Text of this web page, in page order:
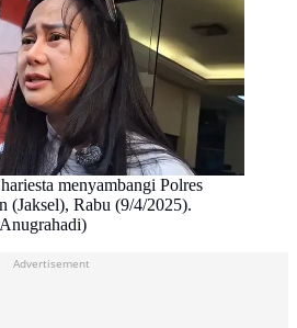
menyambangi Polres
(Jaksel), Rabu (9/4/2025).
Advertisement